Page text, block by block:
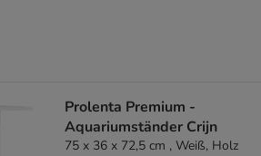
Prolenta Premium -
Aquariumständer Crijn
75 x 36 x 72,5 cm , Weiß, Holz